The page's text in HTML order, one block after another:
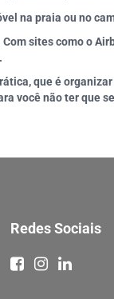
na praia ou no
sites como o
que é
você não ter que
Redes Sociais